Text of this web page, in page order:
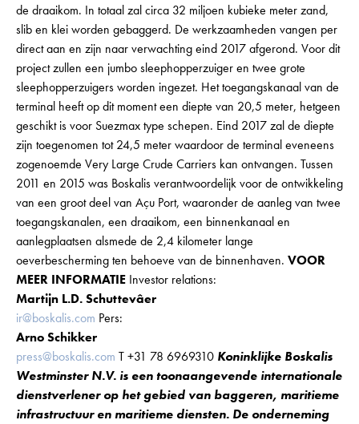
de draaikom. In totaal zal circa 32 miljoen kubieke meter zand,
slib en klei worden gebaggerd. De werkzaamheden vangen per
direct aan en zijn naar verwachting eind 2017 afgerond. Voor dit
project zullen een jumbo sleephopperzuiger en twee grote
sleephopperzuigers worden ingezet. Het toegangskanaal van de
terminal heeft op dit moment een diepte van 20,5 meter, hetgeen
geschikt is voor Suezmax type schepen. Eind 2017 zal de diepte
zijn toegenomen tot 24,5 meter waardoor de terminal eveneens
zogenoemde Very Large Crude Carriers kan ontvangen. Tussen
2011 en 2015 was Boskalis verantwoordelijk voor de ontwikkeling
van een groot deel van Açu Port, waaronder de aanleg van twee
toegangskanalen, een draaikom, een binnenkanaal en
aanlegplaatsen alsmede de 2,4 kilometer lange
oeverbescherming ten behoeve van de binnenhaven. VOOR
MEER INFORMATIE Investor relations:
Martijn L.D. Schuttevâer
ir@boskalis.com Pers:
Arno Schikker
press@boskalis.com T +31 78 6969310 Koninklijke Boskalis
Westminster N.V. is een toonaangevende internationale
dienstverlener op het gebied van baggeren, maritieme
infrastructuur en maritieme diensten. De onderneming